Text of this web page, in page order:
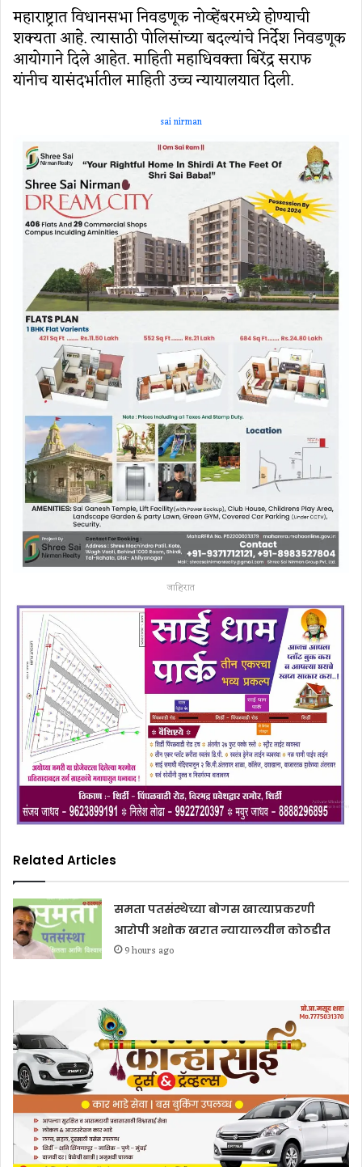
महाराष्ट्रात विधानसभा निवडणूक नोव्हेंबरमध्ये होण्याची
शक्यता आहे. त्यासाठी पोलिसांच्या बदल्यांचे निर्देश निवडणूक
आयोगाने दिले आहेत. माहिती महाधिवक्ता बिरेंद्र सराफ
यांनीच यासंदर्भातील माहिती उच्च न्यायालयात दिली.
sai nirman
जाहिरात
Related Articles
समता पतसंस्थेच्या बोगस खात्याप्रकरणी
आरोपी अशोक खरात न्यायालयीन कोठडीत
9 hours ago